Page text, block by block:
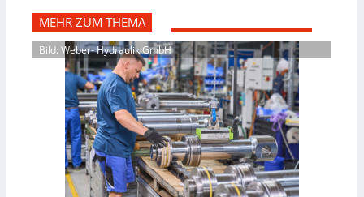
MEHR ZUM THEMA
Bild: Weber- Hydraulik GmbH